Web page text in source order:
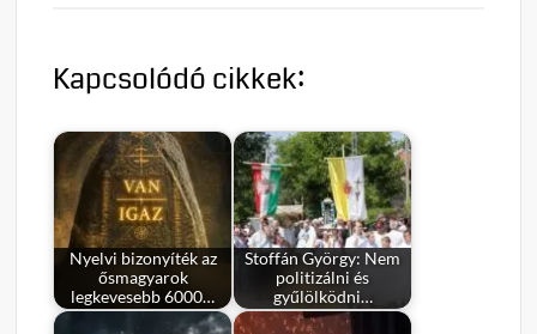
Kapcsolódó cikkek:
Nyelvi bizonyíték az
ősmagyarok
legkevesebb 6000…
Stoffán György: Nem
politizálni és
gyűlölködni…